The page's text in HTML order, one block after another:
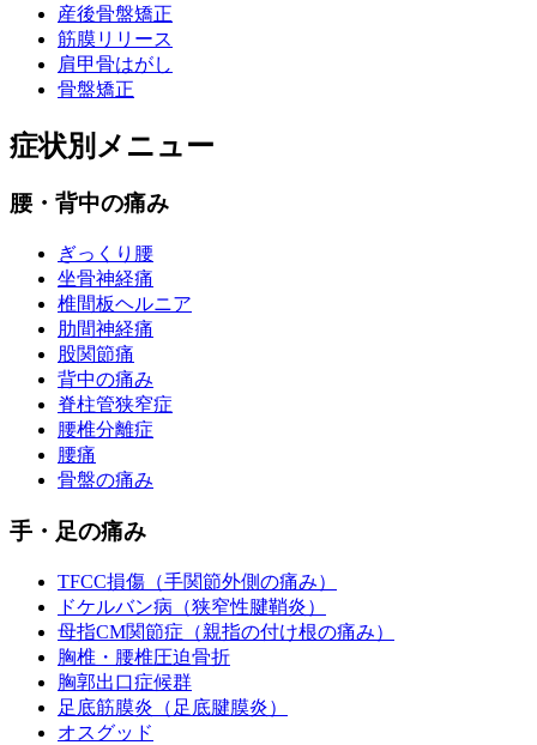
産後骨盤矯正
筋膜リリース
肩甲骨はがし
骨盤矯正
症状別メニュー
腰・背中の痛み
ぎっくり腰
坐骨神経痛
椎間板ヘルニア
肋間神経痛
股関節痛
背中の痛み
脊柱管狭窄症
腰椎分離症
腰痛
骨盤の痛み
手・足の痛み
TFCC損傷（手関節外側の痛み）
ドケルバン病（狭窄性腱鞘炎）
母指CM関節症（親指の付け根の痛み）
胸椎・腰椎圧迫骨折
胸郭出口症候群
足底筋膜炎（足底腱膜炎）
オスグッド